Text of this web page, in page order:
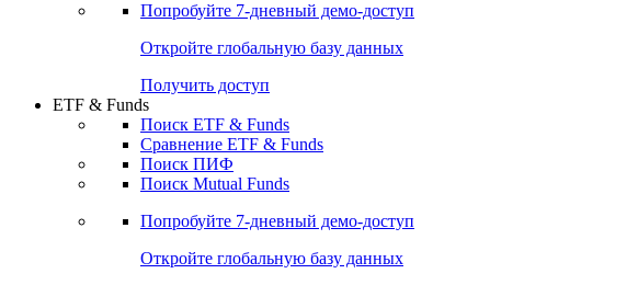
Попробуйте 7-дневный демо-доступ
Откройте глобальную базу данных
Получить доступ
ETF & Funds
Поиск ETF & Funds
Сравнение ETF & Funds
Поиск ПИФ
Поиск Mutual Funds
Попробуйте 7-дневный демо-доступ
Откройте глобальную базу данных